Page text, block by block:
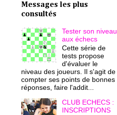
Messages les plus
consultés
Tester son niveau
aux échecs
Cette série de
tests propose
d'évaluer le
niveau des joueurs. Il s'agit de
compter ses points de bonnes
réponses, faire l'addit...
CLUB ECHECS :
INSCRIPTIONS